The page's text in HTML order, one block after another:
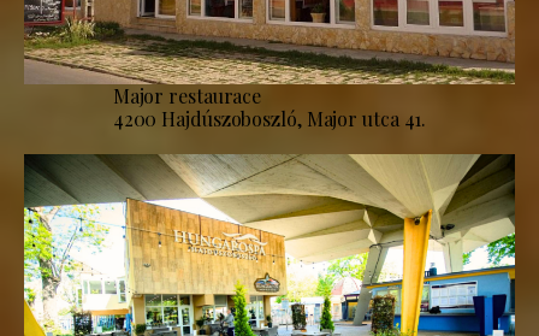
Major restaurace
4200 Hajdúszoboszló, Major utca 41.